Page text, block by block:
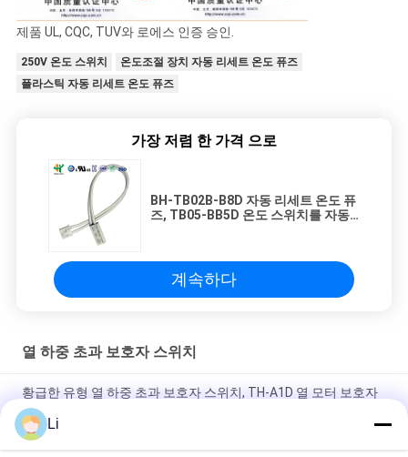
제품 UL, CQC, TUV와 로에스 인증 승인.
250V 온도 스위치
온도조절 장치 자동 리세트 온도 퓨즈
플라스틱 자동 리세트 온도 퓨즈
가장 저렴 한 가격 으로
BH-TB02B-B8D 자동 리세트 온도 퓨
즈, TB05-BB5D 온도 스위치를 자동
계속하다
열 하중 초과 보호자 스위치
황급한 유형 열 하중 초과 보호자 스위치, TH-A1D 열 모터 보호자
플라스틱 상자 점화 장치를 위한 단열 보호 스위치 일반적으로 열
려있는 유형
Li